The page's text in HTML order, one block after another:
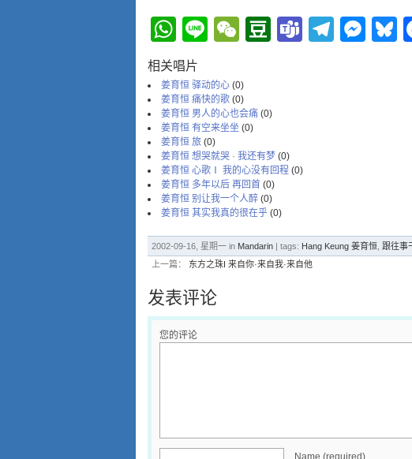
WhatsApp
LineWeChat
Douban
Teams
相关唱片
姜育恒 驿动的心 (0)
姜育恒 痛快的歌 (0)
姜育恒 男人的心也会痛 (0)
姜育恒 有空来坐坐 (0)
姜育恒 旅 (0)
姜育恒 想哭就哭 · 我还有梦 (0)
姜育恒 心歌Ⅰ 我的心没有回程 (0)
姜育恒 多年以后 再回首 (0)
姜育恒 别让我一个人醉 (0)
姜育恒 其实我真的很在乎 (0)
2002-09-16, 星期一 in Mandarin | tags: Hang Keung 姜育恒 跟往事
上一篇： 东方之珠I 来自你·来自我·来自他
发表评论
您的评论
Name (required)